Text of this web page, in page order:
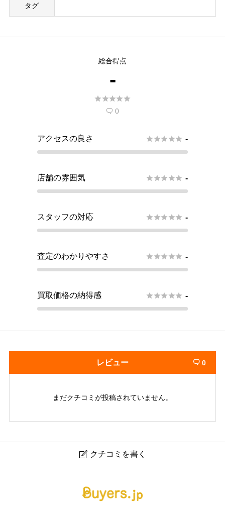
タグ
総合得点
-

 0
アクセスの良さ  -
店舗の雰囲気  -
スタッフの対応  -
査定のわかりやすさ  -
買取価格の納得感  -
レビュー  0
まだクチコミが投稿されていません。
 クチコミを書く